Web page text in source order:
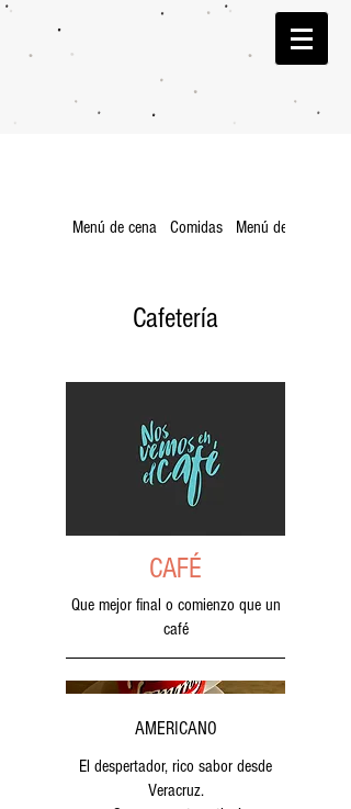
Menú de cena Comidas Menú de niños
Cafetería
CAFÉ
Que mejor final o comienzo que un
café
AMERICANO
El despertador, rico sabor desde
Veracruz.